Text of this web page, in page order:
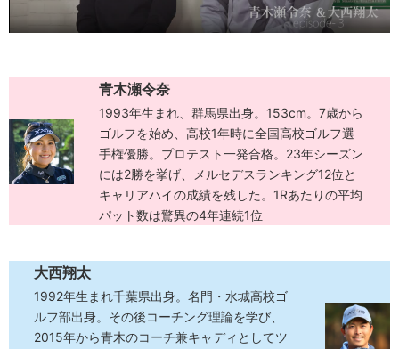
青木瀬令奈
1993年生まれ、群馬県出身。153cm。7歳から
ゴルフを始め、高校1年時に全国高校ゴルフ選
手権優勝。プロテスト一発合格。23年シーズン
には2勝を挙げ、メルセデスランキング12位と
キャリアハイの成績を残した。1Rあたりの平均
パット数は驚異の4年連続1位
大西翔太
1992年生まれ千葉県出身。名門・水城高校ゴ
ルフ部出身。その後コーチング理論を学び、
2015年から青木のコーチ兼キャディとしてツ